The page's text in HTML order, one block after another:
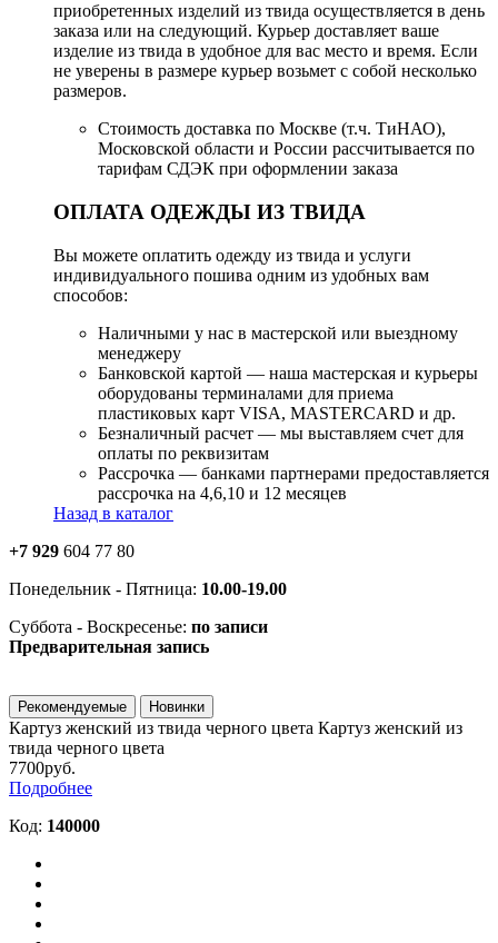
приобретенных изделий из твида осуществляется в день
заказа или на следующий. Курьер доставляет ваше
изделие из твида в удобное для вас место и время. Если
не уверены в размере курьер возьмет с собой несколько
размеров.
Стоимость доставка по Москве (т.ч. ТиНАО),
Московской области и России рассчитывается по
тарифам СДЭК при оформлении заказа
ОПЛАТА ОДЕЖДЫ ИЗ ТВИДА
Вы можете оплатить одежду из твида и услуги
индивидуального пошива одним из удобных вам
способов:
Наличными у нас в мастерской или выездному
менеджеру
Банковской картой — наша мастерская и курьеры
оборудованы терминалами для приема
пластиковых карт VISA, MASTERCARD и др.
Безналичный расчет — мы выставляем счет для
оплаты по реквизитам
Рассрочка — банками партнерами предоставляется
рассрочка на 4,6,10 и 12 месяцев
Назад в каталог
+7 929 604 77 80
Понедельник - Пятница: 10.00-19.00
Суббота - Воскресенье: по записи
Предварительная запись
Рекомендуемые Новинки
Картуз женский из твида черного цвета Картуз женский из
твида черного цвета
7700руб.
Подробнее
Код: 140000